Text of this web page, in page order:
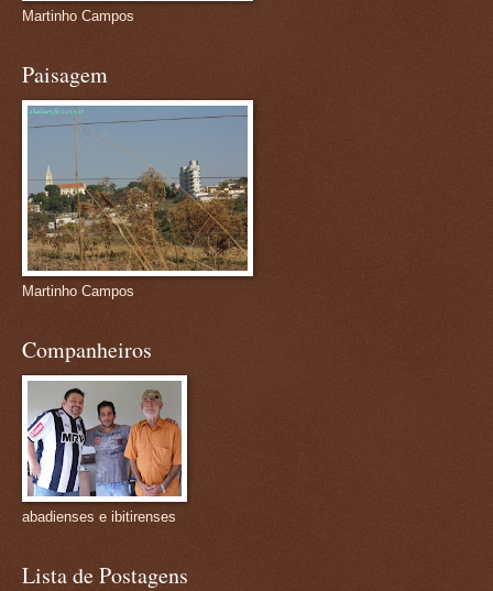
Martinho Campos
Paisagem
Martinho Campos
Companheiros
abadienses e ibitirenses
Lista de Postagens